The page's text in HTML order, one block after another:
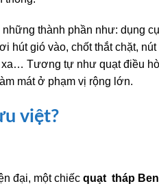
thành phần như: dụng
hút gió vào, chốt thắt chặt,
Tương tự như quạt điều
mát ở phạm vị rộng lớn.
việt?
đại, một chiếc quạt tháp